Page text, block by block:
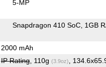
5-MP
Snapdragon 410 SoC 1GB
2000 mAh
IP Rating, 110g (3.9oz) ,